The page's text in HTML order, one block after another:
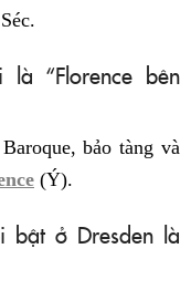
“Florence bên
bảo tàng và
(Ý).
bật ở Dresden là